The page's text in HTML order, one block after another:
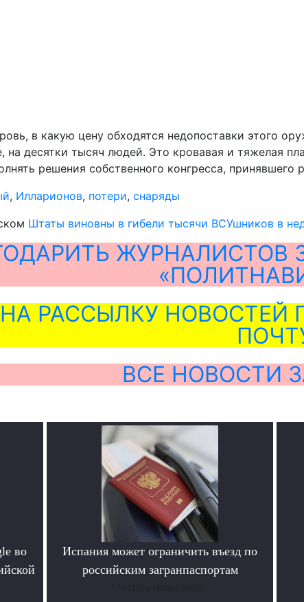
в какую цену обходятся недопоставки этого
десятки тысяч людей. Это кровавая и тяжелая
решения собственного конгресса,
, Илларионов, потери, снаряды
Штаты виновны в гибели тысячи ВСУшников в
ЖУРНАЛИСТОВ
РАССЫЛКУ НОВОСТЕЙ
ВСЕ НОВОСТИ
во
Испания может ограничить въезд по
российским загранпаспортам